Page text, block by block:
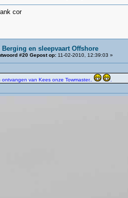
cor
Berging en sleepvaart Offshore
#20 Gepost op:11-02-2010, 12:39:03 »
van Kees onze Towmaster.. .